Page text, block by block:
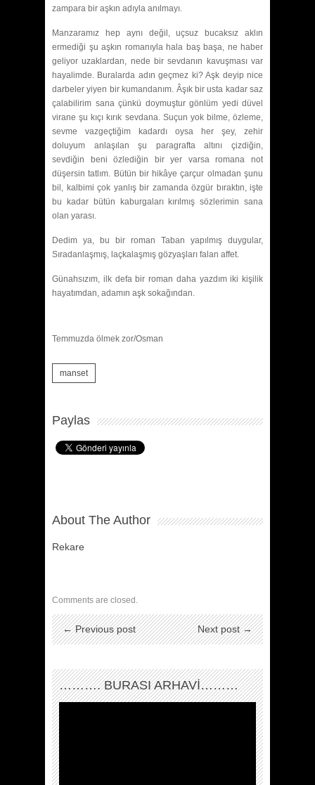
zampara bir aşkın adıyla anılmayı.
Manzaramız hep aynı değil, uçsuz bucaksız aklın
ermediği şu aşkın romanıyla hala baş başa, ne haber
geliyor uzaklardan, nede bir sevdanın kavuşması var
hayalimde. Buralarda adın geçmez ki? Aşk deyip nice
darbeler yiyen bir kumandanım. Âşık bir usta kadar saz
çalabilirim sana çünkü doymuştur gönlüm yedi düvel
virane şu kıçı kırık sevdana. Suçun yok bilme, özleme,
sevme vazgeçtiğim kadardı oysa her şey, zehir
doluyum anlaşılan şu paragrafta altını çizdiğin,
sevdiğin beni özlediğin bir yer varsa romana not
düşersin tatlım. Bütün bir hikâye çarçur olmadan şunu
bil, kalbimi çok yanlış bir zamanda özgür bıraktın, işte
bu kadar bütün kaburgaları kırılmış sözlerimin sana
olan yarası.
Dedim ya, bu bir roman Taban yapılmış duygular,
Sıradanlaşmış, laçkalaşmış gözyaşları falan affet.
Günahsızım, ilk defa bir roman daha yazdım iki kişilik
hayatımdan, adamın aşk sokağından.
Temmuzda ölmek zor/Osman
manset
Paylas
About The Author
Rekare
Comments are closed.
← Previous post Next post →
………. BURASI ARHAVİ………